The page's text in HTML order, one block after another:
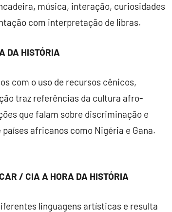
música, interação, curiosidades
com interpretação de libras.
DA HISTÓRIA
com o uso de recursos cênicos,
traz referências da cultura afro-
que falam sobre discriminação e
africanos como Nigéria e Gana.
/ CIA A HORA DA HISTÓRIA
linguagens artísticas e resulta